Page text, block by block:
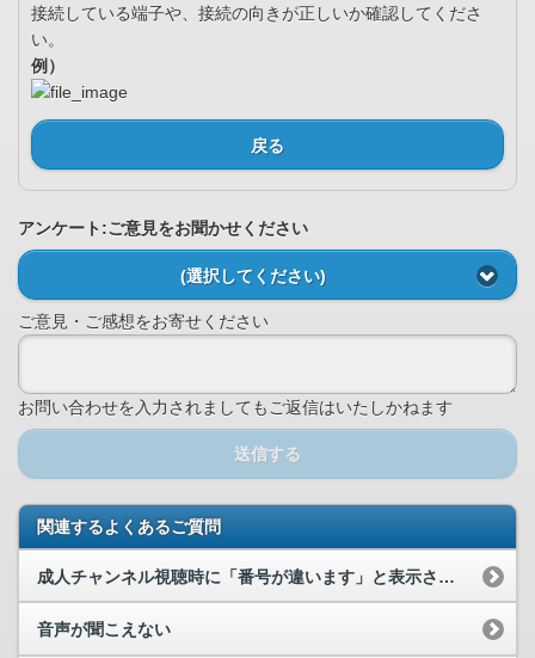
接続している端子や、接続の向きが正しいか確認してくださ
い。
例）
戻る
アンケート:ご意見をお聞かせください
(選択してください)
ご意見・ご感想をお寄せください
お問い合わせを入力されましてもご返信はいたしかねます
送信する
関連するよくあるご質問
成人チャンネル視聴時に「番号が違います」と表示される
音声が聞こえない